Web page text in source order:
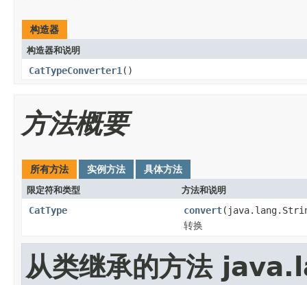
构造器
构造器和说明
CatTypeConverter1 ()
方法概要
所有方法 实例方法 具体方法
限定符和类型 方法和说明
CatType convert
转换
从类继承的方法